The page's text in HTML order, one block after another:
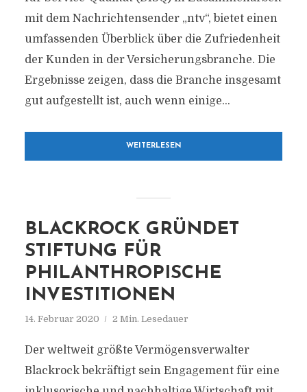
mit dem Nachrichtensender „ntv“, bietet einen
umfassenden Überblick über die Zufriedenheit
der Kunden in der Versicherungsbranche. Die
Ergebnisse zeigen, dass die Branche insgesamt
gut aufgestellt ist, auch wenn einige...
WEITERLESEN
BLACKROCK GRÜNDET
STIFTUNG FÜR
PHILANTHROPISCHE
INVESTITIONEN
14. Februar 2020 2 Min. Lesedauer
Der weltweit größte Vermögensverwalter
Blackrock bekräftigt sein Engagement für eine